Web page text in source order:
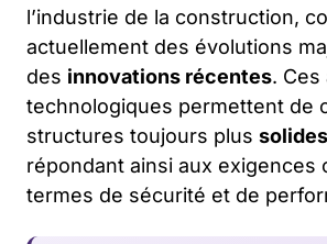
l’industrie de la construction,
actuellement des évolutions
des innovations récentes. Ces
technologiques permettent de
structures toujours plus
répondant ainsi aux exigences
termes de sécurité et de